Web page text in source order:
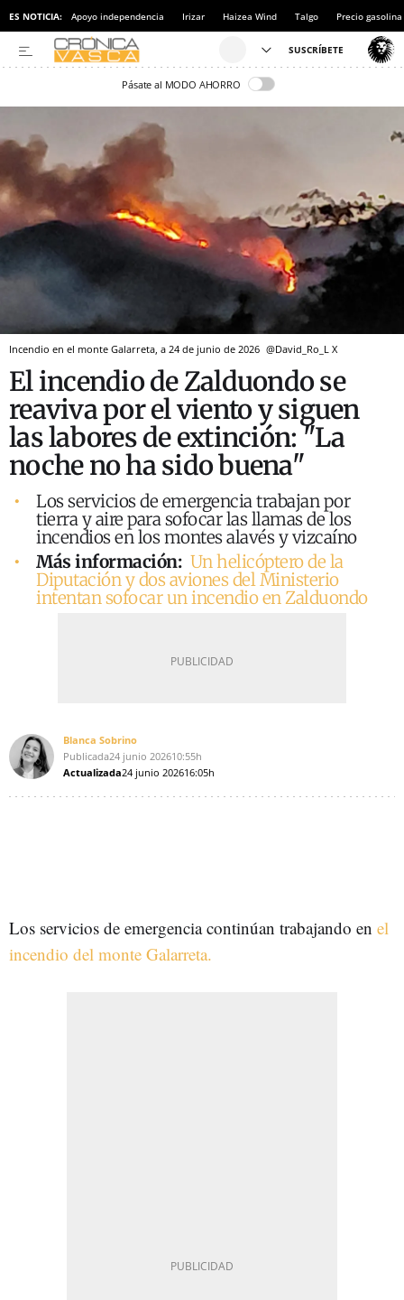
ES NOTICIA: Apoyo independencia Irizar Haizea Wind Talgo Precio gasolina
Pásate al MODO AHORRO
Incendio en el monte Galarreta, a 24 de junio de 2026 @David_Ro_L X
El incendio de Zalduondo se
reaviva por el viento y siguen
las labores de extinción: "La
noche no ha sido buena"
Los servicios de emergencia trabajan por
tierra y aire para sofocar las llamas de los
incendios en los montes alavés y vizcaíno
Más información: Un helicóptero de la
Diputación y dos aviones del Ministerio
intentan sofocar un incendio en Zalduondo
Blanca Sobrino
Publicada24 junio 202610:55h
Actualizada24 junio 202616:05h
Los servicios de emergencia continúan trabajando en el
incendio del monte Galarreta.